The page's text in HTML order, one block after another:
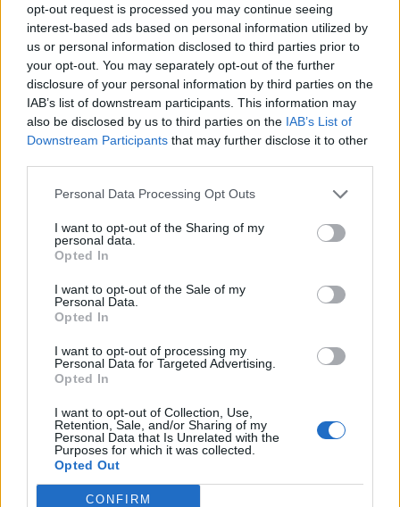
opt-out request is processed you may continue seeing
interest-based ads based on personal information utilized by
us or personal information disclosed to third parties prior to
your opt-out. You may separately opt-out of the further
disclosure of your personal information by third parties on the
IAB’s list of downstream participants. This information may
also be disclosed by us to third parties on the IAB’s List of
Downstream Participants that may further disclose it to other
Personal Data Processing Opt Outs
I want to opt-out of the Sharing of my
personal data.
Opted In
I want to opt-out of the Sale of my
Personal Data.
Opted In
I want to opt-out of processing my
Personal Data for Targeted Advertising.
Opted In
I want to opt-out of Collection, Use,
Retention, Sale, and/or Sharing of my
Personal Data that Is Unrelated with the
Purposes for which it was collected.
Opted Out
CONFIRM
qu'heureux de vous aider !
Réponses mises à jour : 2018-06-29
Entrez toutes les lettres ou le
numéro de niveau :
Entrez
numéro
Recherche
Recherche par mot connu. Entrez un
Recherche
connu.
Entrez